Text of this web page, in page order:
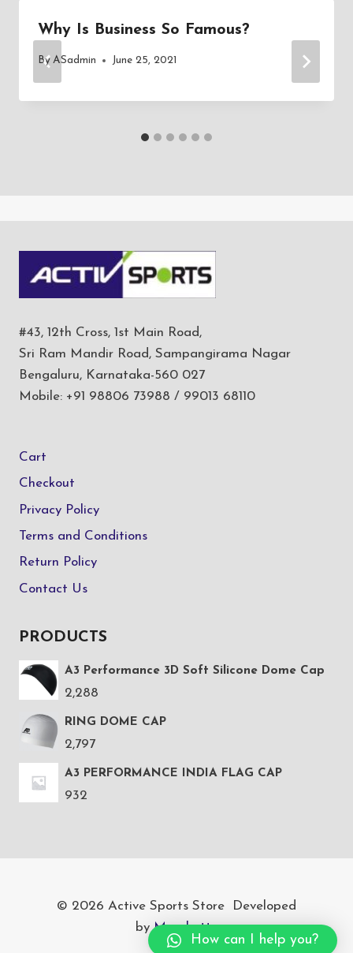
Why Is Business So Famous?
By ASadmin June 25, 2021
#43, 12th Cross, 1st Main Road,
Sri Ram Mandir Road, Sampangirama Nagar
Bengaluru, Karnataka-560 027
Mobile: +91 98806 73988 / 99013 68110
Cart
Checkout
Privacy Policy
Terms and Conditions
Return Policy
Contact Us
PRODUCTS
A3 Performance 3D Soft Silicone Dome Cap
2,288
RING DOME CAP
2,797
A3 PERFORMANCE INDIA FLAG CAP
932
© 2026 Active Sports Store Developed
byMarukatte
How can I help you?